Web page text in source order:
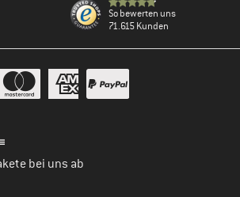
So bewerten uns
71.615 Kunden
bei uns ab